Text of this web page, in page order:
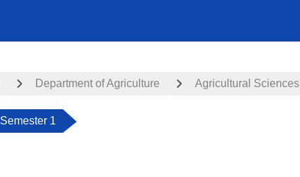
Department of Agriculture Agricultural Sciences
Semester 1